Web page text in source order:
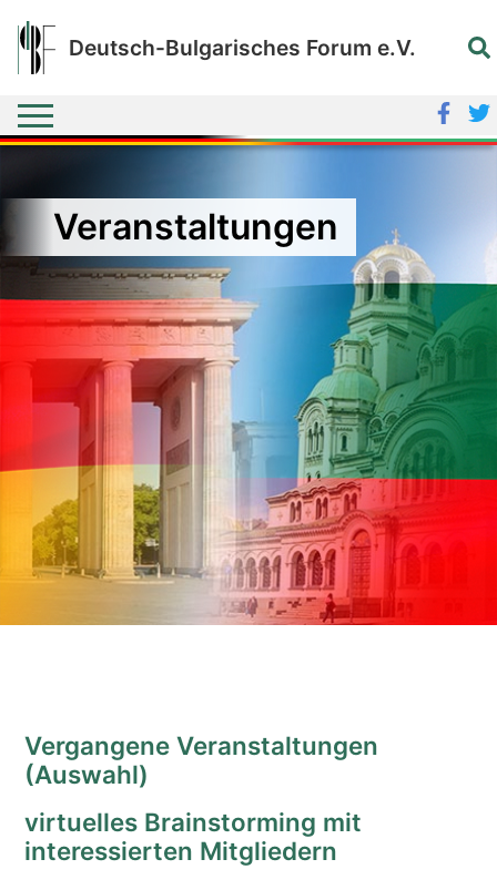
Deutsch-Bulgarisches Forum e.V.
Veranstaltungen
Vergangene Veranstaltungen
(Auswahl)
virtuelles Brainstorming mit
interessierten Mitgliedern